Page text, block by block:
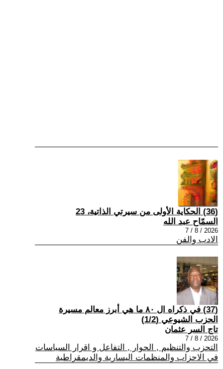
(36) الحكاية الأولى من سيرتي الذاتية، 23
السمّاح عبد الله
2026 / 8 / 7
الادب والفن
(37) في ذكراه ال ٨٠ ما هي أبرز معالم مسيرة
الحزب الشيوعي (1/2)
تاج السر عثمان
2026 / 8 / 7
التحزب والتنظيم , الحوار , التفاعل و اقرار السياسات
في الاحزاب والمنظمات اليسارية والديمقراطية